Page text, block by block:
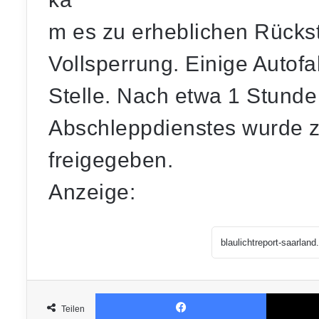
m es zu erheblichen
Vollsperrung. Einige
Stelle. Nach etwa 1
Abschleppdienstes wurde
freigegeben.
Anzeige:
Teilen
Facebook